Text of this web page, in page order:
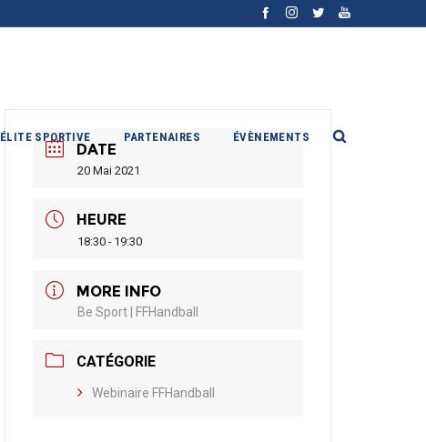
ÉLITE SPORTIVE PARTENAIRES ÉVÈNEMENTS
DATE
20 Mai 2021
HEURE
18:30 - 19:30
MORE INFO
Be Sport | FFHandball
CATÉGORIE
Webinaire FFHandball